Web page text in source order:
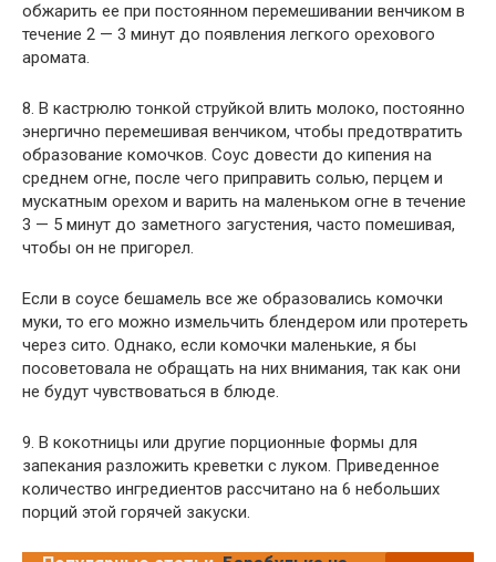
обжарить ее при постоянном перемешивании венчиком в
течение 2 — 3 минут до появления легкого орехового
аромата.
8. В кастрюлю тонкой струйкой влить молоко, постоянно
энергично перемешивая венчиком, чтобы предотвратить
образование комочков. Соус довести до кипения на
среднем огне, после чего приправить солью, перцем и
мускатным орехом и варить на маленьком огне в течение
3 — 5 минут до заметного загустения, часто помешивая,
чтобы он не пригорел.
Если в соусе бешамель все же образовались комочки
муки, то его можно измельчить блендером или протереть
через сито. Однако, если комочки маленькие, я бы
посоветовала не обращать на них внимания, так как они
не будут чувствоваться в блюде.
9. В кокотницы или другие порционные формы для
запекания разложить креветки с луком. Приведенное
количество ингредиентов рассчитано на 6 небольших
порций этой горячей закуски.